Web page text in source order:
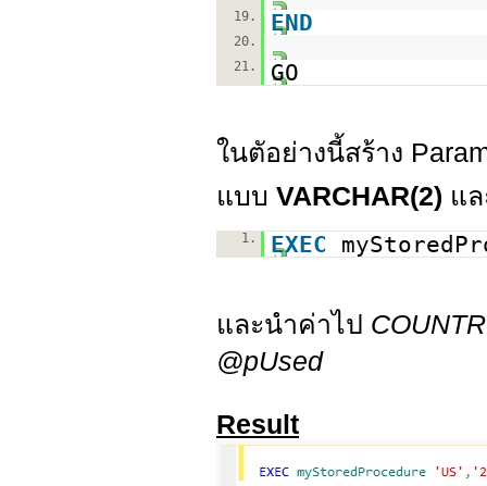
19.
END
20.
21.
GO
ในตัอย่างนี้สร้าง
แบบ VARCHAR(2) แ
1. EXEC
และนำค่าไป
@pUsed
Result